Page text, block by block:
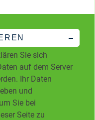
Sie sich
auf dem Server
Ihr Daten
und
Sie bei
Seite zu